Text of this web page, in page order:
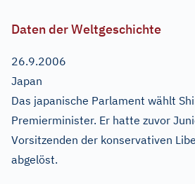
Daten der Weltgeschichte
26.9.2006
Japan
Das japanische Parlament wählt
Premierminister. Er hatte zuvor
Vorsitzenden der konservativen
abgelöst.